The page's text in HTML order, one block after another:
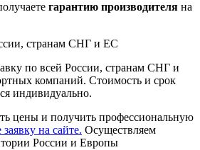
гарантию производителя на
странам СНГ и ЕС
по всей России, странам СНГ и
компаний. Стоимость и срок
индивидуально.
цены и получить профессиональную
заявку на сайте. Осуществляем
России и Европы